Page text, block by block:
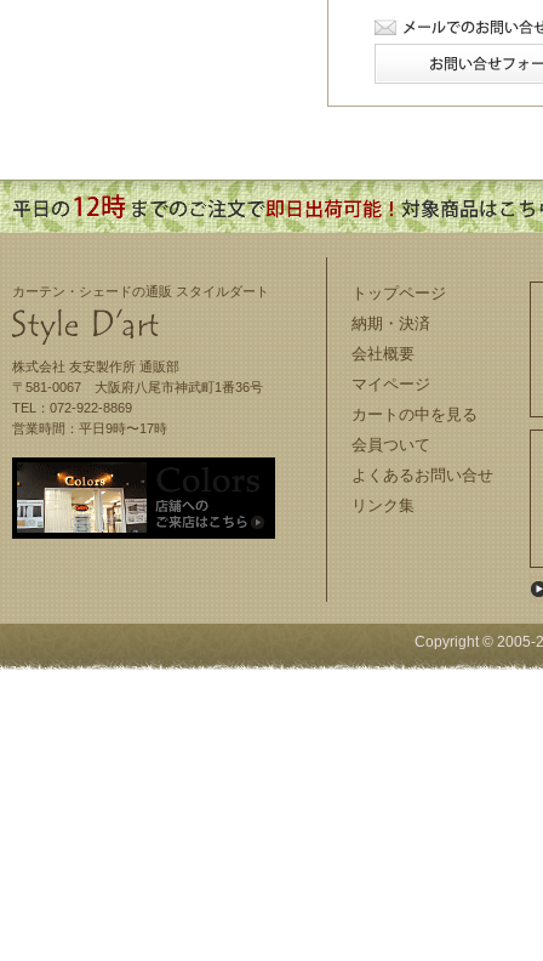
カーテン・シェードの通販 スタイルダート
株式会社 友安製作所 通販部
〒581-0067 大阪府八尾市神武町1番36号
TEL：072-922-8869
営業時間：平日9時〜17時
トップページ
納期・決済
会社概要
マイページ
カートの中を見る
会員ついて
よくあるお問い合せ
リンク集
Copyright © 2005-